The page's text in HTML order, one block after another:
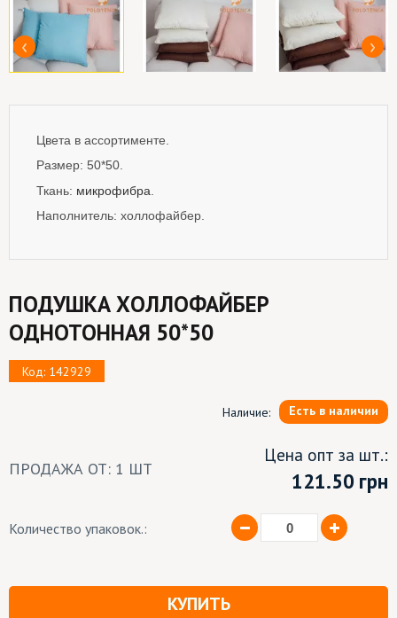
Цвета в ассортименте.
Размер: 50*50.
Ткань: микрофибра.
Наполнитель: холлофайбер.
ПОДУШКА ХОЛЛОФАЙБЕР
ОДНОТОННАЯ 50*50
Код: 142929
Наличие: Есть в наличии
ПРОДАЖА ОТ: 1 ШТ
Цена опт за шт.:
121.50 грн
Количество упаковок.:
КУПИТЬ